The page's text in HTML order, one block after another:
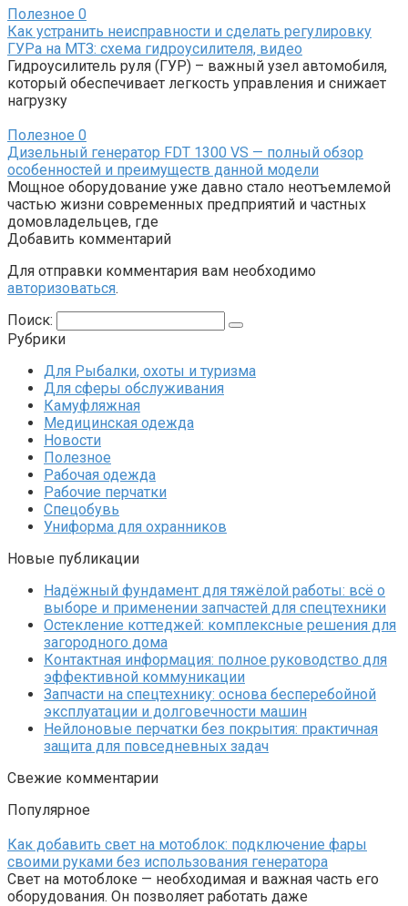
Полезное 0
Как устранить неисправности и сделать регулировку
ГУРа на МТЗ: схема гидроусилителя, видео
Гидроусилитель руля (ГУР) – важный узел автомобиля,
который обеспечивает легкость управления и снижает
нагрузку
Полезное 0
Дизельный генератор FDT 1300 VS — полный обзор
особенностей и преимуществ данной модели
Мощное оборудование уже давно стало неотъемлемой
частью жизни современных предприятий и частных
домовладельцев, где
Добавить комментарий
Для отправки комментария вам необходимо
авторизоваться.
Поиск:
Рубрики
Для Рыбалки, охоты и туризма
Для сферы обслуживания
Камуфляжная
Медицинская одежда
Новости
Полезное
Рабочая одежда
Рабочие перчатки
Спецобувь
Униформа для охранников
Новые публикации
Надёжный фундамент для тяжёлой работы: всё о
выборе и применении запчастей для спецтехники
Остекление коттеджей: комплексные решения для
загородного дома
Контактная информация: полное руководство для
эффективной коммуникации
Запчасти на спецтехнику: основа бесперебойной
эксплуатации и долговечности машин
Нейлоновые перчатки без покрытия: практичная
защита для повседневных задач
Свежие комментарии
Популярное
Как добавить свет на мотоблок: подключение фары
своими руками без использования генератора
Свет на мотоблоке — необходимая и важная часть его
оборудования. Он позволяет работать даже